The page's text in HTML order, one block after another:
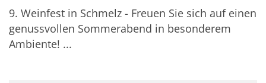
9. Weinfest in Schmelz - Freuen Sie sich auf einen
genussvollen Sommerabend in besonderem
Ambiente! ...